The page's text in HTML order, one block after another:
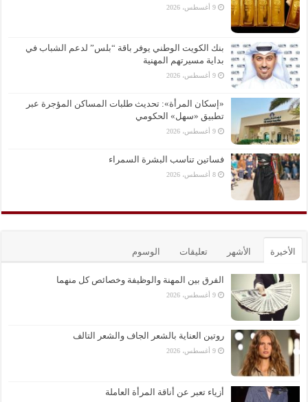
9 أغسطس، 2026
بنك الكويت الوطني يوفر باقة “بلس” لدعم الشباب في
بداية مسيرتهم المهنية
9 أغسطس، 2026
«إسكان المرأة»: تحديث طلبات المساكن المؤجرة عبر
تطبيق «سهل» الحكومي
9 أغسطس، 2026
فساتين تناسب البشرة السمراء
8 أغسطس، 2026
الأخيرة الأشهر تعليقات الوسوم
الفرق بين المهنة والوظيفة وخصائص كل منهما
9 أغسطس، 2026
روتين العناية بالشعر الجاف والشعر التالف
9 أغسطس، 2026
أزياء تعبر عن أناقة المرأة العاملة